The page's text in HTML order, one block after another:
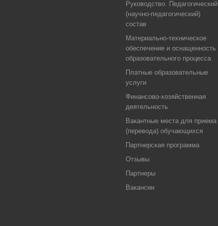
Руководство. Педагогический
(научно-педагогический)
состав
Материально-техническое
обеспечение и оснащенность
образовательного процесса
Платные образовательные
услуги
Финансово-хозяйственная
деятельность
Вакантные места для приема
(перевода) обучающихся
Партнерская программа
Отзывы
Партнеры
Вакансии